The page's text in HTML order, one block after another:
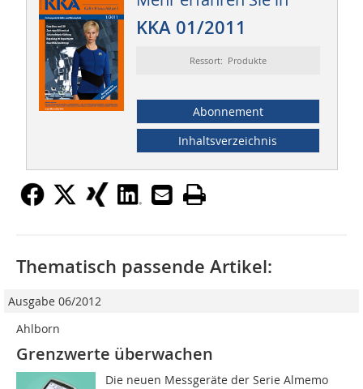
KKA 01/2011
Ressort: Produkte
Abonnement
Inhaltsverzeichnis
Thematisch passende Artikel:
Ausgabe 06/2012
Ahlborn
Grenzwerte überwachen
Die neuen Messgeräte der Serie Almemo